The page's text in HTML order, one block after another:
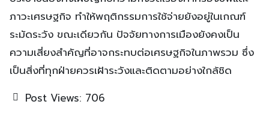
ภาวะเศรษฐกิจ ทำให้พฤติกรรมการใช้จ่ายยังอยู่ในเกณฑ์
ระมัดระวัง ขณะเดียวกัน ปัจจัยทางการเมืองยังคงเป็น
ความเสี่ยงสำคัญที่อาจกระทบต่อเศรษฐกิจในภาพรวม ซึ่ง
เป็นสิ่งที่ทุกฝ่ายควรเฝ้าระวังและติดตามอย่างใกล้ชิด
Post Views: 706